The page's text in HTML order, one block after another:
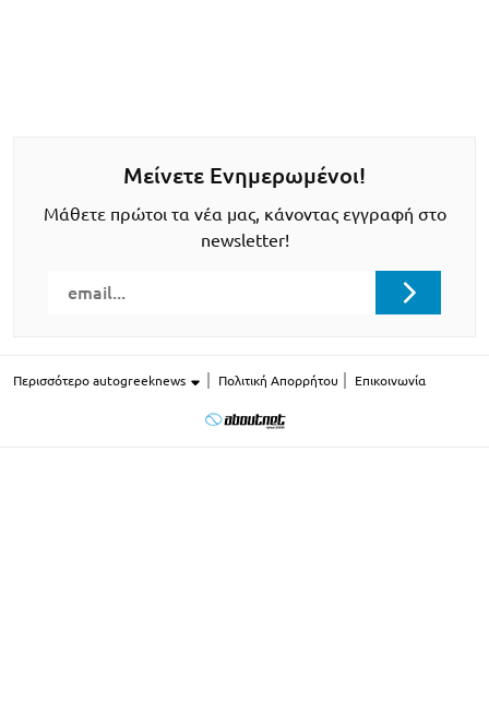
Μείνετε Ενημερωμένοι!
Μάθετε πρώτοι τα νέα μας, κάνοντας εγγραφή στο
newsletter!
Περισσότερο autogreeknews Πολιτική Απορρήτου Επικοινωνία